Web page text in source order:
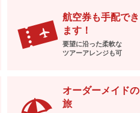
航空券も手配でき
ます！
要望に沿った柔軟な
ツアーアレンジも可
オーダーメイドの
旅